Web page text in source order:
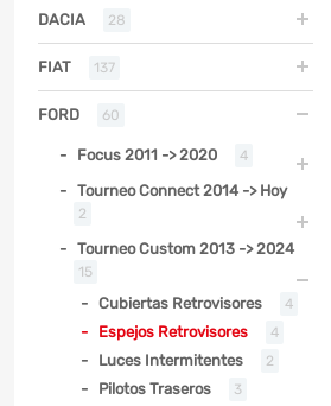
DACIA 28
FIAT 137
FORD 60
Focus 2011 -> 2020 4
Tourneo Connect 2014 -> Hoy
2
Tourneo Custom 2013 -> 2024
15
Cubiertas Retrovisores 4
Espejos Retrovisores 4
Luces Intermitentes 2
Pilotos Traseros 3